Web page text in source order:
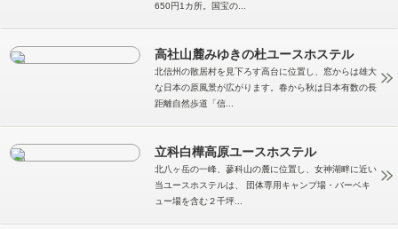
650円1カ所。国宝の...
高社山麓みゆきの杜ユースホステル
北信州の散居村を見下ろす高台に位置し、窓からは雄大
な日本の原風景が広がります。春から秋は日本有数の長
距離自然歩道「信...
立科白樺高原ユースホステル
北八ヶ岳の一峰、蓼科山の麓に位置し、女神湖畔に近い
当ユースホステルは、 団体専用キャンプ場・バーベキ
ュー場を含む２千坪...